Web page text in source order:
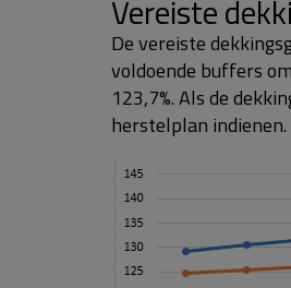
Vereiste
De vereiste
voldoende buffers
123,7%. Als de
herstelplan indienen.